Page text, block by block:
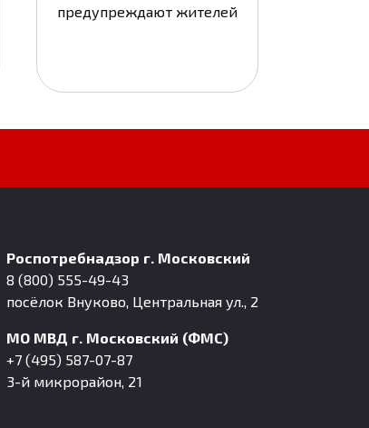
предупреждают жителей
Роспотребнадзор г. Московский
8 (800) 555-49-43
посёлок Внуково, Центральная ул., 2
МО МВД г. Московский (ФМС)
+7 (495) 587-07-87
3-й микрорайон, 21